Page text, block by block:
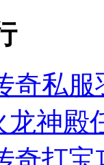
奇私
龙神殿